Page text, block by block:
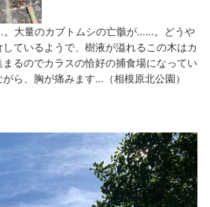
大量のカブトムシの亡骸が……。どうや
ているようで、樹液が溢れるこの木はカ
るのでカラスの恰好の捕食場になってい
ら、胸が痛みます…（相模原北公園）